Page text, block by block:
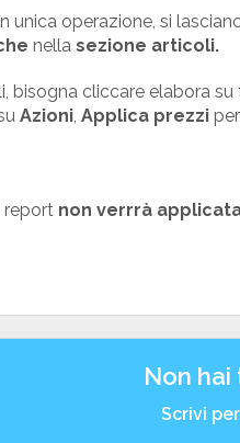
operazione, si
nella sezione articoli.
bisogna cliccare elabora
Azioni Applica prezzi
report non verrrà
Non
Scrivi